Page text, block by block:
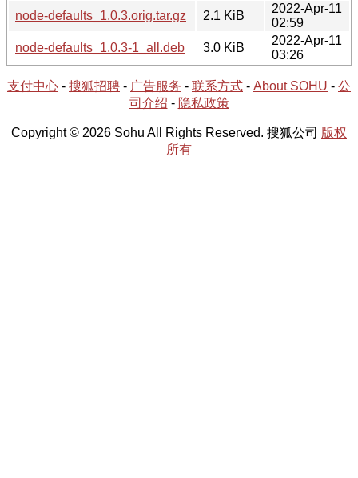
node-defaults_1.0.3.orig.tar.gz
2.1 KiB
2022-Apr-11
02:59
node-defaults_1.0.3-1_all.deb
3.0 KiB
2022-Apr-11
03:26
支付中心 - 搜狐招聘 - 广告服务 - 联系方式 - About SOHU - 公
司介绍 - 隐私政策
Copyright © 2026 Sohu All Rights Reserved. 搜狐公司 版权
所有